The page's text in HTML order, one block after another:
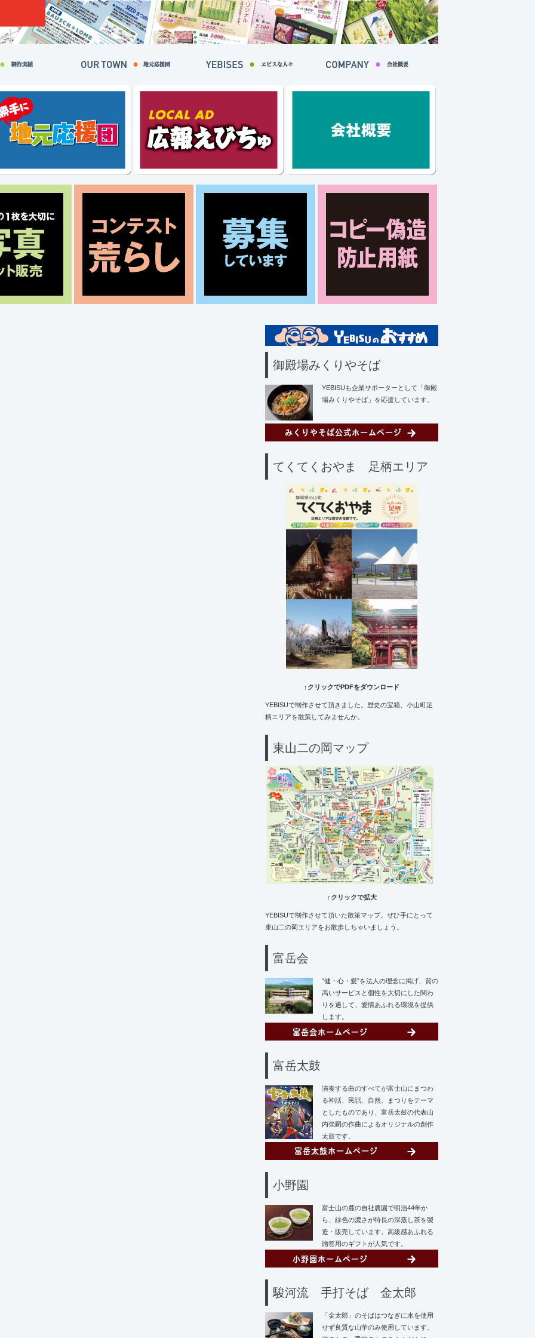
御殿場みくりやそば
YEBISUも企業サポーターとして「御殿
場みくりやそば」を応援しています。
てくてくおやま 足柄エリア
↑クリックでPDFをダウンロード
YEBISUで制作させて頂きました。歴史の宝箱、小山町足
柄エリアを散策してみませんか。
東山二の岡マップ
↑クリックで拡大
YEBISUで制作させて頂いた散策マップ。ぜひ手にとって
東山二の岡エリアをお散歩しちゃいましょう。
富岳会
“健・心・愛”を法人の理念に掲げ、質の
高いサービスと個性を大切にした関わ
りを通して、愛情あふれる環境を提供
します。
富岳太鼓
演奏する曲のすべてが富士山にまつわ
る神話、民話、自然、まつりをテーマ
としたものであり、富岳太鼓の代表山
内強嗣の作曲によるオリジナルの創作
太鼓です。
小野園
富士山の麓の自社農園で明治44年か
ら、緑色の濃さが特長の深蒸し茶を製
造・販売しています。高級感あふれる
贈答用のギフトが人気です。
駿河流 手打そば 金太郎
「金太郎」のそばはつなぎに水を使用
せず良質な山芋のみ使用しています。